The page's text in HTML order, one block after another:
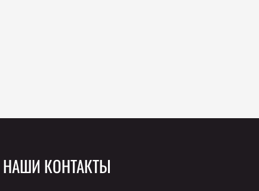
НАШИ КОНТАКТЫ